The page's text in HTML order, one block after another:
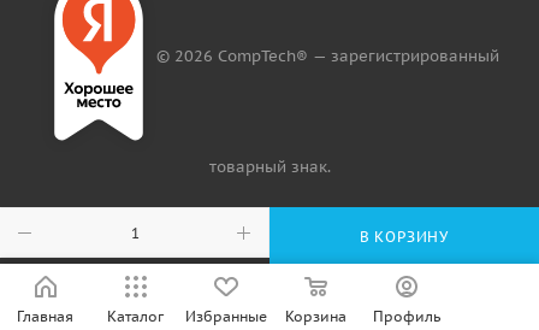
В КОРЗИНУ
© 2026 CompTech® — зарегистрированный
товарный знак.
Главная Каталог Избранные Корзина Профиль